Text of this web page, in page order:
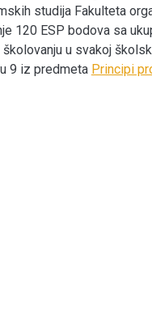
studija Fakulteta
120 ESP bodova sa
u svakoj
9 iz predmeta Principi